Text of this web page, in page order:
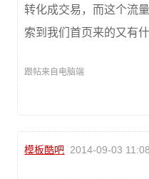
转化成交易，而这个流
索到我们首页来的又有
跟帖来自电脑端
模板酷吧 2014-09-03